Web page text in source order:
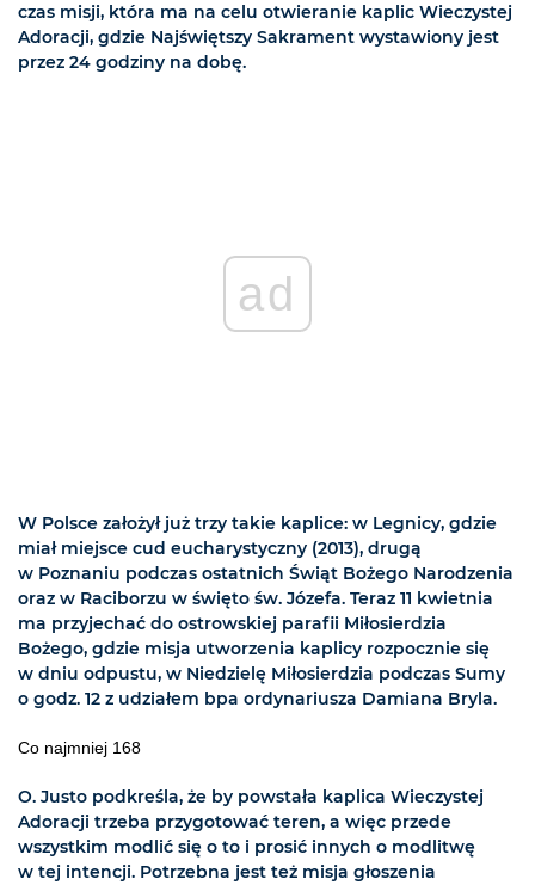
czas misji, która ma na celu otwieranie kaplic Wieczystej
Adoracji, gdzie Najświętszy Sakrament wystawiony jest
przez 24 godziny na dobę.
ad
W Polsce założył już trzy takie kaplice: w Legnicy, gdzie
miał miejsce cud eucharystyczny (2013), drugą
w Poznaniu podczas ostatnich Świąt Bożego Narodzenia
oraz w Raciborzu w święto św. Józefa. Teraz 11 kwietnia
ma przyjechać do ostrowskiej parafii Miłosierdzia
Bożego, gdzie misja utworzenia kaplicy rozpocznie się
w dniu odpustu, w Niedzielę Miłosierdzia podczas Sumy
o godz. 12 z udziałem bpa ordynariusza Damiana Bryla.
Co najmniej 168
O. Justo podkreśla, że by powstała kaplica Wieczystej
Adoracji trzeba przygotować teren, a więc przede
wszystkim modlić się o to i prosić innych o modlitwę
w tej intencji. Potrzebna jest też misja głoszenia